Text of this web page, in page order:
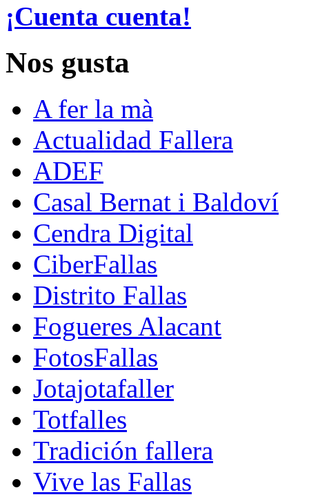
¡Cuenta cuenta!
Nos gusta
A fer la mà
Actualidad Fallera
ADEF
Casal Bernat i Baldoví
Cendra Digital
CiberFallas
Distrito Fallas
Fogueres Alacant
FotosFallas
Jotajotafaller
Totfalles
Tradición fallera
Vive las Fallas